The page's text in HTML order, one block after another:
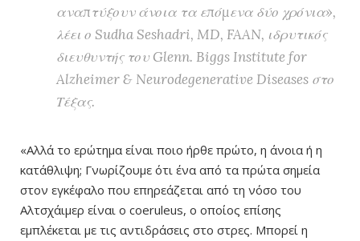
αναπτύξουν άνοια τα επόμενα δύο χρόνια»,
λέει ο Sudha Seshadri, MD, FAAN, ιδρυτικός
διευθυντής του Glenn. Biggs Institute for
Alzheimer & Neurodegenerative Diseases στο
Τέξας.
«Αλλά το ερώτημα είναι ποιο ήρθε πρώτο, η άνοια ή η
κατάθλιψη; Γνωρίζουμε ότι ένα από τα πρώτα σημεία
στον εγκέφαλο που επηρεάζεται από τη νόσο του
Αλτσχάιμερ είναι ο coeruleus, ο οποίος επίσης
εμπλέκεται με τις αντιδράσεις στο στρες. Μπορεί η